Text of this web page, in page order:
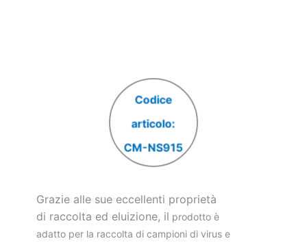
Codice
articolo:
CM-NS915
Grazie alle sue eccellenti proprietà
di raccolta ed eluizione, il prodotto è
adatto per la raccolta di campioni di virus e